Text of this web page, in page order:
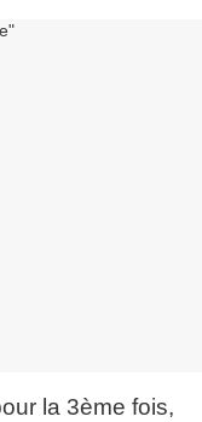
la 3ème fois,